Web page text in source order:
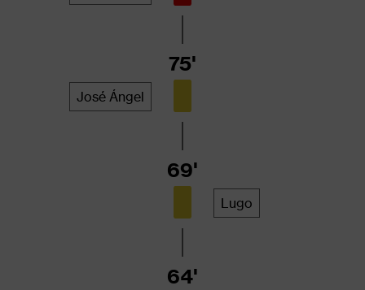
José Ángel
75'
Lugo
69'
64'